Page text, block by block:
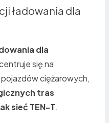
ładowania dla
dla
się na
ciężarowych,
tras
sieć TEN-T.